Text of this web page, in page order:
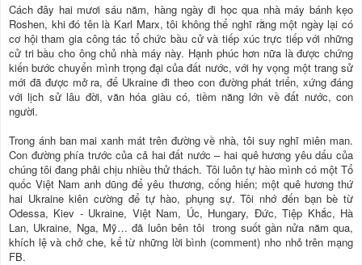
Cách đây hai mươi sáu năm, hàng ngày đi học qua nhà máy bánh kẹo
Roshen, khi đó tên là Karl Marx, tôi không thể nghĩ rằng một ngày lại có
cơ hội tham gia công tác tổ chức bầu cử và tiếp xúc trực tiếp với những
cử tri bầu cho ông chủ nhà máy này. Hạnh phúc hơn nữa là được chứng
kiến bước chuyển mình trọng đại của đất nước, với hy vọng một trang sử
mới đã được mở ra, để Ukraine đi theo con đường phát triển, xứng đáng
với lịch sử lâu đời, văn hóa giàu có, tiềm năng lớn về đất nước, con
người.
Trong ánh ban mai xanh mát trên đường về nhà, tôi suy nghĩ miên man.
Con đường phía trước của cả hai đất nước – hai quê hương yêu dấu của
chúng tôi đang phải chịu nhiều thử thách. Tôi luôn tự hào mình có một Tổ
quốc Việt Nam anh dũng để yêu thương, cống hiến; một quê hương thứ
hai Ukraine kiên cường để tự hào, phụng sự. Tôi nhớ đến bạn bè từ
Odessa, Kiev - Ukraine, Việt Nam, Úc, Hungary, Đức, Tiệp Khắc, Hà
Lan, Ukraine, Nga, Mỹ… đã luôn bên tôi trong suốt gần nửa năm qua,
khích lệ và chở che, kể từ những lời bình (comment) nho nhỏ trên mạng
FB.